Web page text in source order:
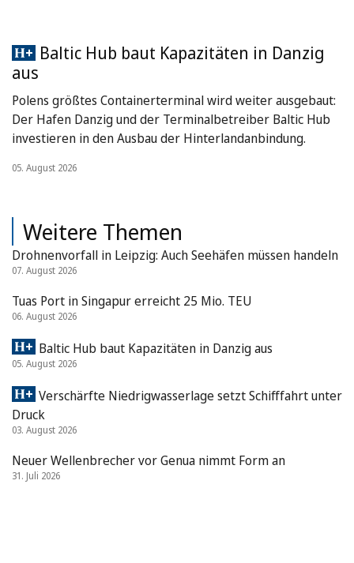
Baltic Hub baut Kapazitäten in Danzig
aus
Polens größtes Containerterminal wird weiter ausgebaut:
Der Hafen Danzig und der Terminalbetreiber Baltic Hub
investieren in den Ausbau der Hinterlandanbindung.
05. August 2026
Weitere Themen
Drohnenvorfall in Leipzig: Auch Seehäfen müssen handeln
07. August 2026
Tuas Port in Singapur erreicht 25 Mio. TEU
06. August 2026
Baltic Hub baut Kapazitäten in Danzig aus
05. August 2026
Verschärfte Niedrigwasserlage setzt Schifffahrt unter
Druck
03. August 2026
Neuer Wellenbrecher vor Genua nimmt Form an
31. Juli 2026